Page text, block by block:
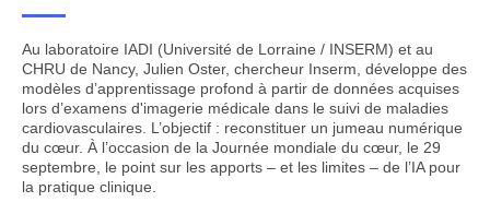
Au laboratoire IADI (Université de Lorraine / INSERM) et au
CHRU de Nancy, Julien Oster, chercheur Inserm, développe des
modèles d’apprentissage profond à partir de données acquises
lors d’examens d'imagerie médicale dans le suivi de maladies
cardiovasculaires. L’objectif : reconstituer un jumeau numérique
du cœur. À l’occasion de la Journée mondiale du cœur, le 29
septembre, le point sur les apports – et les limites – de l’IA pour
la pratique clinique.